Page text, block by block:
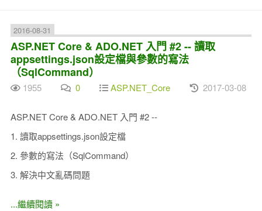
2016-08-31
ASP.NET Core & ADO.NET 入門 #2 -- 讀取
appsettings.json設定檔與參數的寫法
（SqlCommand）
1955 0 ASP.NET_Core 2017-03-08
ASP.NET Core & ADO.NET 入門 #2 --
1. 讀取appsettings.json設定檔
2. 參數的寫法（SqlCommand）
3. 解決中文亂碼問題
...繼續閱讀 »